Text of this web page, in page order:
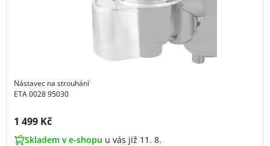
Nástavec na strouhání
ETA 0028 95030
Cena s DPH:
1 499 Kč
Skladem v e-shopu u vás již 11. 8.